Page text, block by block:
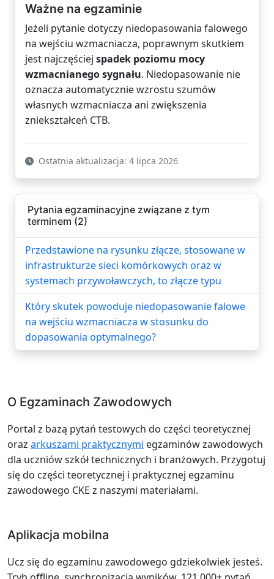
Ważne na egzaminie
Jeżeli pytanie dotyczy niedopasowania falowego
na wejściu wzmacniacza, poprawnym skutkiem
jest najczęściej spadek poziomu mocy
wzmacnianego sygnału. Niedopasowanie nie
oznacza automatycznie wzrostu szumów
własnych wzmacniacza ani zwiększenia
zniekształceń CTB.
Ostatnia aktualizacja: 4 lipca 2026
Pytania egzaminacyjne związane z tym
terminem (2)
Przedstawione na rysunku złącze, stosowane w
infrastrukturze sieci komórkowych oraz w
systemach przywoławczych, to złącze typu
Który skutek powoduje niedopasowanie falowe
na wejściu wzmacniacza w stosunku do
dopasowania optymalnego?
O Egzaminach Zawodowych
Portal z bazą pytań testowych do części teoretycznej
oraz arkuszami praktycznymi egzaminów zawodowych
dla uczniów szkół technicznych i branżowych. Przygotuj
się do części teoretycznej i praktycznej egzaminu
zawodowego CKE z naszymi materiałami.
Aplikacja mobilna
Ucz się do egzaminu zawodowego gdziekolwiek jesteś.